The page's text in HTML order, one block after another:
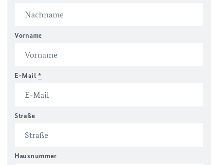
Vorname
E-Mail *
Straße
Hausnummer